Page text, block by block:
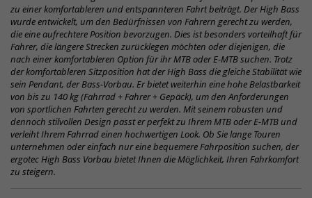
zu einer komfortableren und entspannteren Fahrt beiträgt. Der High Bass
wurde entwickelt, um den Bedürfnissen von Fahrern gerecht zu werden,
die eine aufrechtere Position bevorzugen. Dies ist besonders vorteilhaft für
Fahrer, die längere Strecken zurücklegen möchten oder diejenigen, die
nach einer komfortableren Option für ihr MTB oder E-MTB suchen. Trotz
der komfortableren Sitzposition hat der High Bass die gleiche Stabilität wie
sein Pendant, der Bass-Vorbau. Er bietet weiterhin eine hohe Belastbarkeit
von bis zu 140 kg (Fahrrad + Fahrer + Gepäck), um den Anforderungen
von sportlichen Fahrten gerecht zu werden. Mit seinem robusten und
dennoch stilvollen Design passt er perfekt zu Ihrem MTB oder E-MTB und
verleiht Ihrem Fahrrad einen hochwertigen Look. Ob Sie lange Touren
unternehmen oder einfach nur eine bequemere Fahrposition suchen, der
ergotec High Bass Vorbau bietet Ihnen die Möglichkeit, Ihren Fahrkomfort
zu steigern.